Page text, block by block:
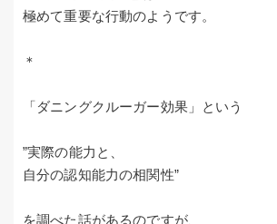
極めて重要な行動のようです。
＊
「ダニングクルーガー効果」という
”実際の能力と、
自分の認知能力の相関性”
を調べた話があるのですが、